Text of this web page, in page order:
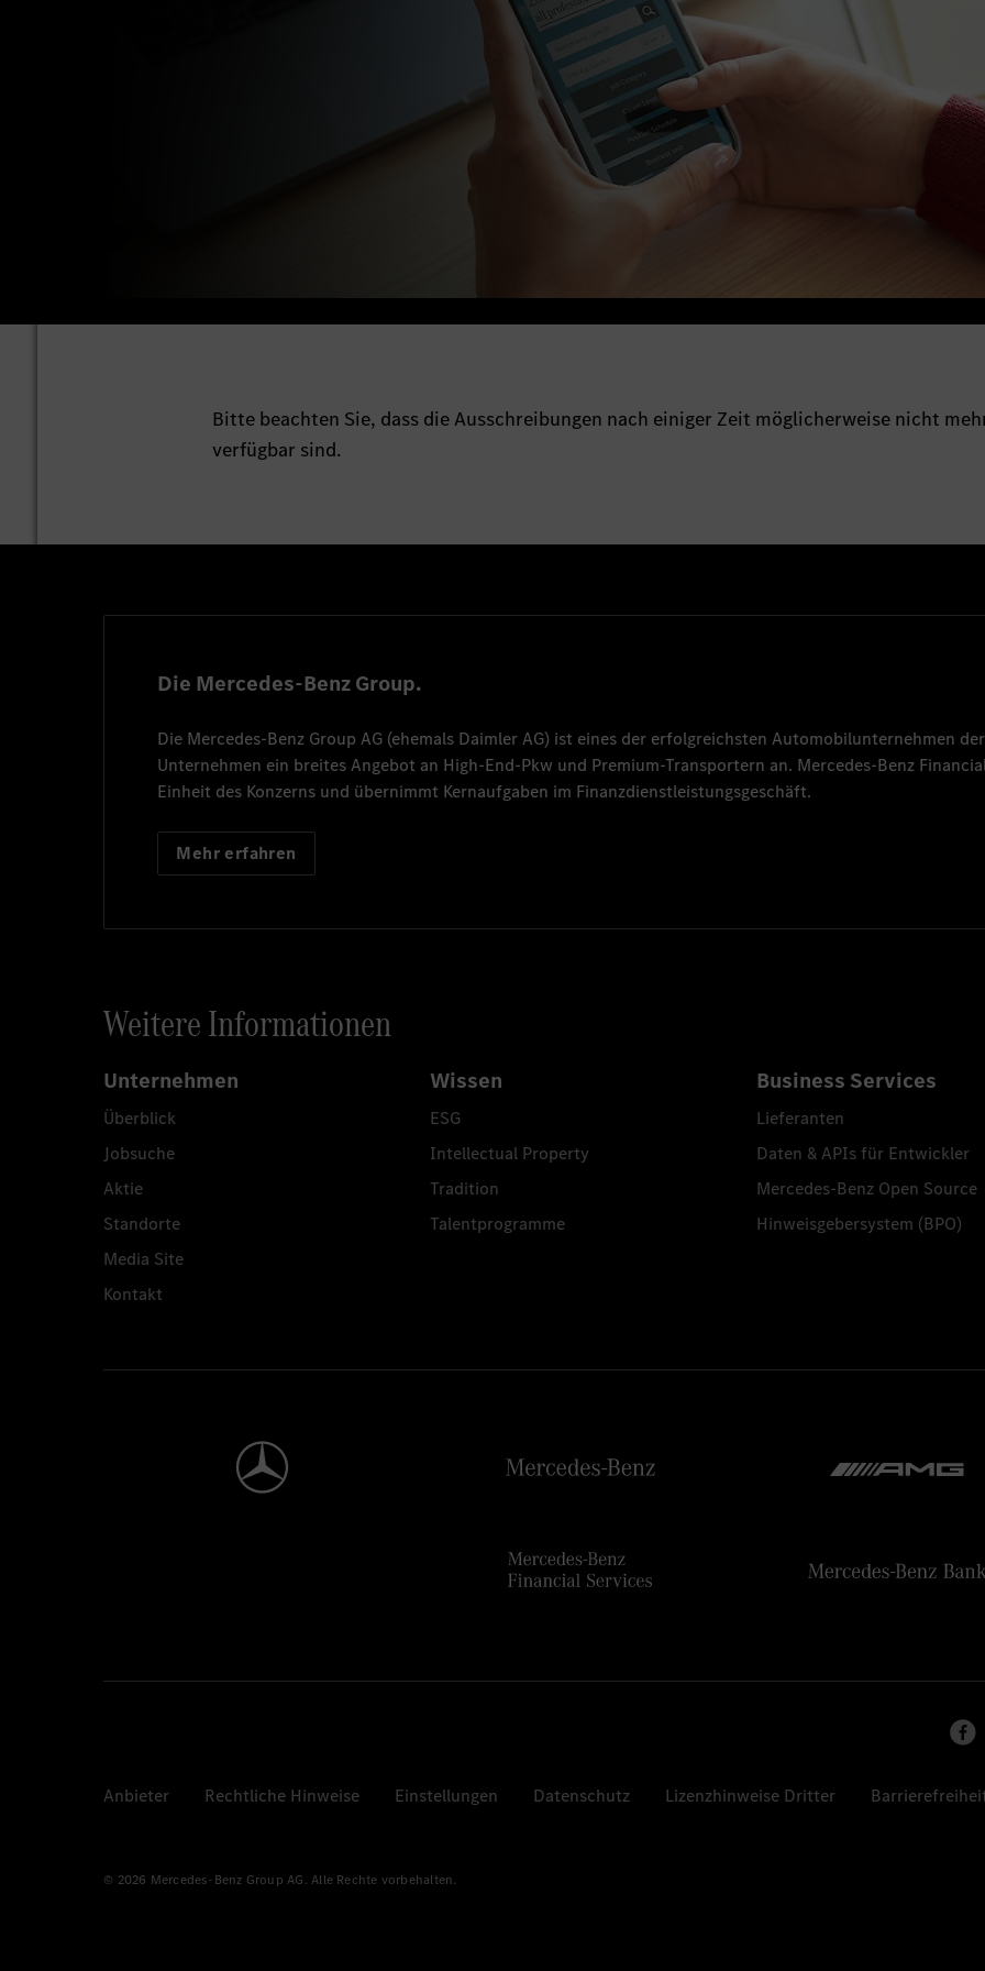
Bitte beachten Sie, dass die Ausschreibungen nach einiger Zeit möglicherweise nicht
verfügbar sind.
Die Mercedes-Benz Group.
Die Mercedes-Benz Group AG (ehemals Daimler AG) ist eines der erfolgreichsten Automobilunternehmen
Unternehmen ein breites Angebot an High-End-Pkw und Premium-Transportern an. Mercedes-Benz
Einheit des Konzerns und übernimmt Kernaufgaben im Finanzdienstleistungsgeschäft.
Mehr erfahren
Weitere Informationen
Unternehmen
Überblick
Jobsuche
Aktie
Standorte
Media Site
Kontakt
Wissen
ESG
Intellectual Property
Tradition
Talentprogramme
Business Services
Lieferanten
Daten & APIs für Entwickler
Mercedes-Benz Open Source
Hinweisgebersystem (BPO)
Anbieter Rechtliche Hinweise Einstellungen Datenschutz Lizenzhinweise Dritter
© 2026 Mercedes-Benz Group AG. Alle Rechte vorbehalten.